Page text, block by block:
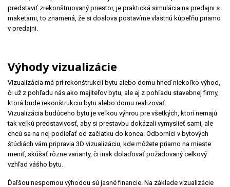
predstaviť zrekonštruovaný priestor, je praktická simulácia na predajni s
maketami, to znamená, že si doslova postavíme vlastnú kúpeľňu priamo
v predajni.
Výhody vizualizácie
Vizualizácia má pri rekonštrukcii bytu alebo domu hneď niekoľko výhod,
či už z pohľadu nás ako majiteľov bytu, ale aj z pohľadu stavebnej firmy,
ktorá bude rekonštrukciu bytu alebo domu realizovať.
Vizualizácia budúceho bytu je veľkou výhrou pre všetkých, ktorí nemajú
tak veľkú predstavivosť, aby si prestavbu dokázali vymyslieť sami, ale
chcú sa na nej podieľať od začiatku do konca. Odborníci v bytových
štúdiách vám pripravia 3D vizualizáciu, kde môžete priamo na mieste
meniť, skúšať rôzne varianty, či inak dolaďovať požadovaný celkový
vzhľad vášho bytu.
Ďaľšou nespornou výhodou sú jasné financie. Na základe vizualizácie